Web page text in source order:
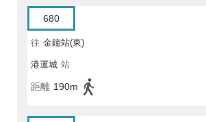
680
往 金鐘站(東)
港運城 站
距離 190m